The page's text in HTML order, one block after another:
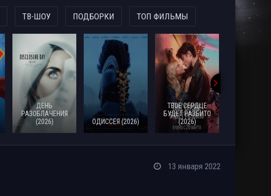
ТВ-ШОУ ПОДБОРКИ ТОП ФИЛЬМЫ
ДЕНЬ
РАЗОБЛАЧЕНИЯ
(2026)
ОДИССЕЯ (2026)
ТВОЕ СЕРДЦЕ
БУДЕТ РАЗБИТО
(2026)
13 января 2022